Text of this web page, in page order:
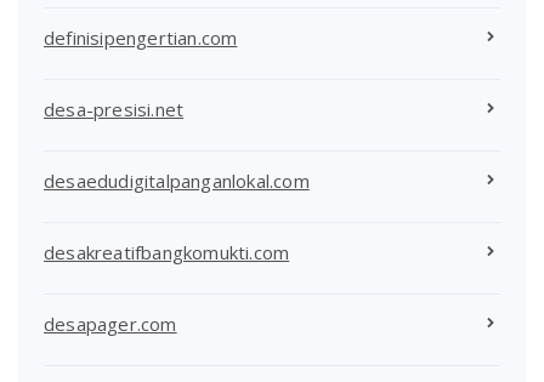
definisipengertian.com
desa-presisi.net
desaedudigitalpanganlokal.com
desakreatifbangkomukti.com
desapager.com